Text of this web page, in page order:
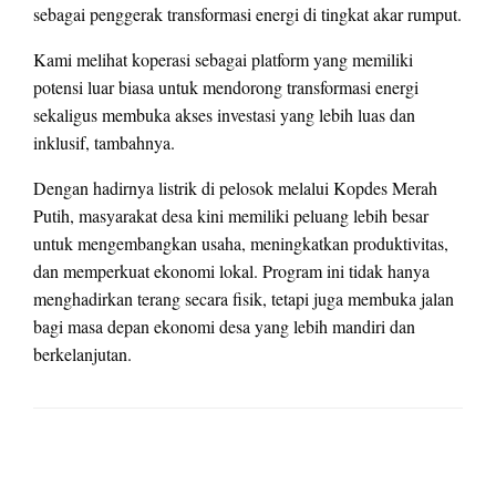
sebagai penggerak transformasi energi di tingkat akar rumput.
Kami melihat koperasi sebagai platform yang memiliki
potensi luar biasa untuk mendorong transformasi energi
sekaligus membuka akses investasi yang lebih luas dan
inklusif, tambahnya.
Dengan hadirnya listrik di pelosok melalui Kopdes Merah
Putih, masyarakat desa kini memiliki peluang lebih besar
untuk mengembangkan usaha, meningkatkan produktivitas,
dan memperkuat ekonomi lokal. Program ini tidak hanya
menghadirkan terang secara fisik, tetapi juga membuka jalan
bagi masa depan ekonomi desa yang lebih mandiri dan
berkelanjutan.